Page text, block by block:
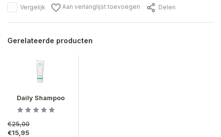
Vergelijk Aan verlanglijst toevoegen Delen
Gerelateerde producten
Daily Shampoo
€25,00
€15,95